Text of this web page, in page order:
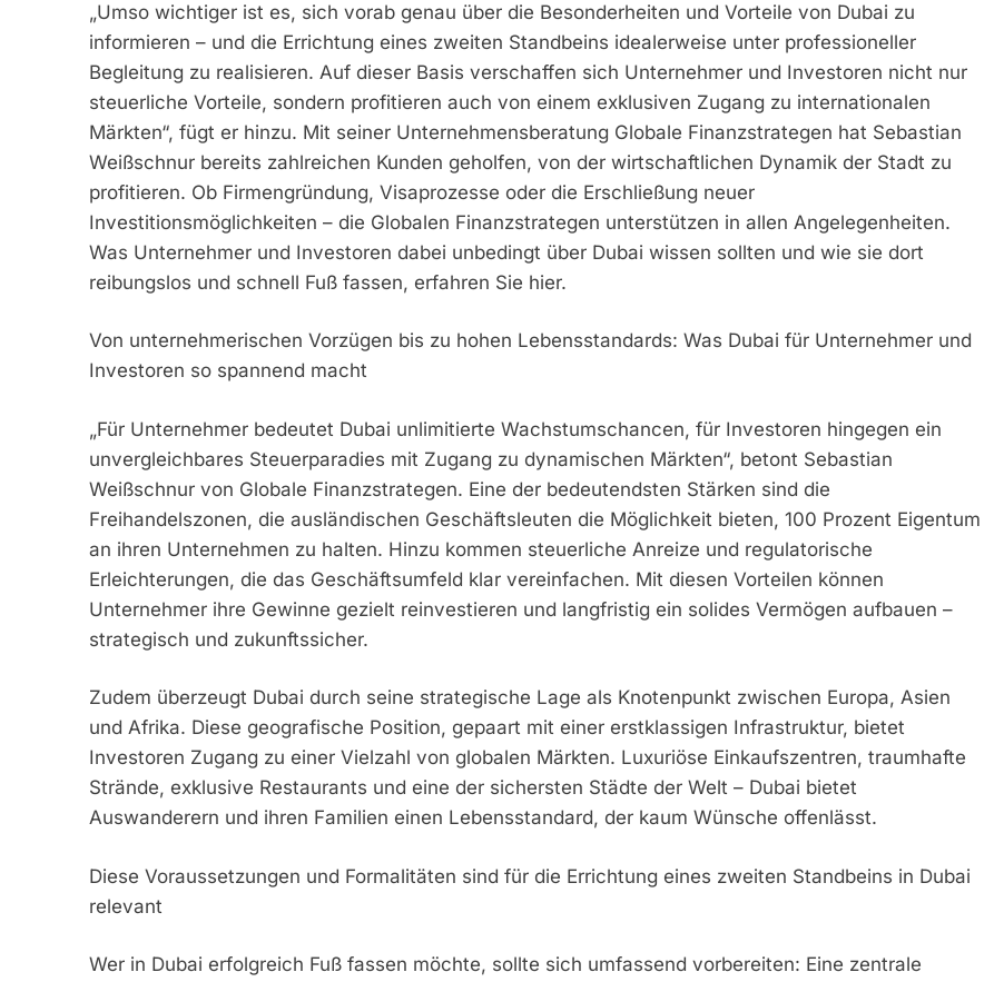
„Umso wichtiger ist es, sich vorab genau über die Besonderheiten und Vorteile von Dubai zu
informieren – und die Errichtung eines zweiten Standbeins idealerweise unter professioneller
Begleitung zu realisieren. Auf dieser Basis verschaffen sich Unternehmer und Investoren nicht nur
steuerliche Vorteile, sondern profitieren auch von einem exklusiven Zugang zu internationalen
Märkten“, fügt er hinzu. Mit seiner Unternehmensberatung Globale Finanzstrategen hat Sebastian
Weißschnur bereits zahlreichen Kunden geholfen, von der wirtschaftlichen Dynamik der Stadt zu
profitieren. Ob Firmengründung, Visaprozesse oder die Erschließung neuer
Investitionsmöglichkeiten – die Globalen Finanzstrategen unterstützen in allen Angelegenheiten.
Was Unternehmer und Investoren dabei unbedingt über Dubai wissen sollten und wie sie dort
reibungslos und schnell Fuß fassen, erfahren Sie hier.
Von unternehmerischen Vorzügen bis zu hohen Lebensstandards: Was Dubai für Unternehmer und
Investoren so spannend macht
„Für Unternehmer bedeutet Dubai unlimitierte Wachstumschancen, für Investoren hingegen ein
unvergleichbares Steuerparadies mit Zugang zu dynamischen Märkten“, betont Sebastian
Weißschnur von Globale Finanzstrategen. Eine der bedeutendsten Stärken sind die
Freihandelszonen, die ausländischen Geschäftsleuten die Möglichkeit bieten, 100 Prozent Eigentum
an ihren Unternehmen zu halten. Hinzu kommen steuerliche Anreize und regulatorische
Erleichterungen, die das Geschäftsumfeld klar vereinfachen. Mit diesen Vorteilen können
Unternehmer ihre Gewinne gezielt reinvestieren und langfristig ein solides Vermögen aufbauen –
strategisch und zukunftssicher.
Zudem überzeugt Dubai durch seine strategische Lage als Knotenpunkt zwischen Europa, Asien
und Afrika. Diese geografische Position, gepaart mit einer erstklassigen Infrastruktur, bietet
Investoren Zugang zu einer Vielzahl von globalen Märkten. Luxuriöse Einkaufszentren, traumhafte
Strände, exklusive Restaurants und eine der sichersten Städte der Welt – Dubai bietet
Auswanderern und ihren Familien einen Lebensstandard, der kaum Wünsche offenlässt.
Diese Voraussetzungen und Formalitäten sind für die Errichtung eines zweiten Standbeins in Dubai
relevant
Wer in Dubai erfolgreich Fuß fassen möchte, sollte sich umfassend vorbereiten: Eine zentrale